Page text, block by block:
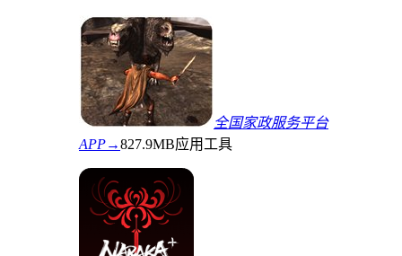
全国家政服务平台
APP→827.9MB应用工具